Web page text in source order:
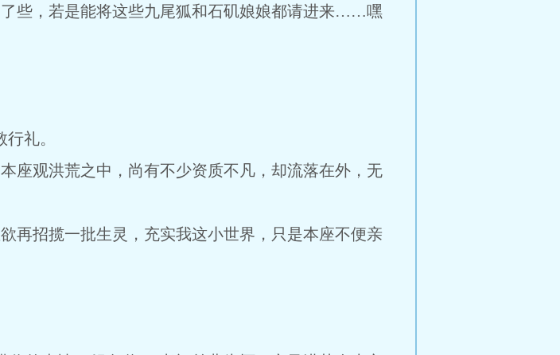
些，若是能将这些九尾狐和石矶娘娘都请进来……嘿
礼。
座观洪荒之中，尚有不少资质不凡，却流落在外，无
再招揽一批生灵，充实我这小世界，只是本座不便亲